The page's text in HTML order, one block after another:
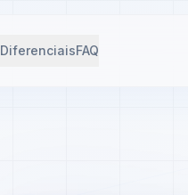
DiferenciaisFAQ